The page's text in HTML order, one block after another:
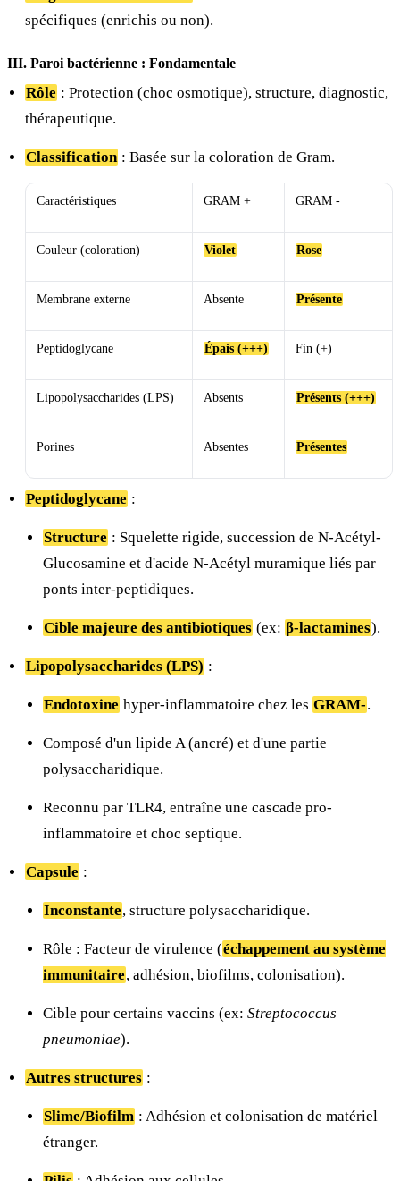
spécifiques (enrichis ou non).
III. Paroi bactérienne : Fondamentale
Rôle : Protection (choc osmotique), structure, diagnostic,
thérapeutique.
Classification : Basée sur la coloration de Gram.
Caractéristiques GRAM + GRAM -
Couleur (coloration) Violet Rose
Membrane externe Absente Présente
Peptidoglycane Épais (+++) Fin (+)
Lipopolysaccharides (LPS) Absents Présents (+++)
Porines Absentes Présentes
Peptidoglycane :
Structure : Squelette rigide, succession de N-Acétyl-
Glucosamine et d'acide N-Acétyl muramique liés par
ponts inter-peptidiques.
Cible majeure des antibiotiques (ex: β-lactamines).
Lipopolysaccharides (LPS) :
Endotoxine hyper-inflammatoire chez les GRAM-.
Composé d'un lipide A (ancré) et d'une partie
polysaccharidique.
Reconnu par TLR4, entraîne une cascade pro-
inflammatoire et choc septique.
Capsule :
Inconstante, structure polysaccharidique.
Rôle : Facteur de virulence (échappement au système
immunitaire, adhésion, biofilms, colonisation).
Cible pour certains vaccins (ex: Streptococcus
pneumoniae).
Autres structures :
Slime/Biofilm : Adhésion et colonisation de matériel
étranger.